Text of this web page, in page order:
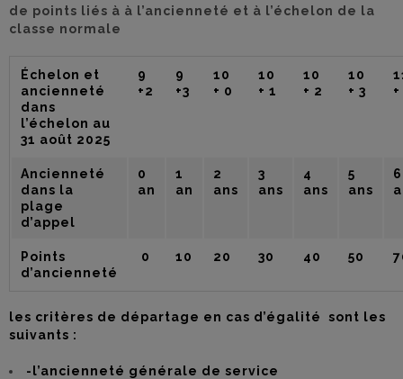
de points liés à à l’ancienneté et à l’échelon de la
classe normale
Échelon et
ancienneté
dans
l’échelon au
31 août 2025
9
+2
9
+3
10
+ 0
10
+ 1
10
+ 2
10
+ 3
Ancienneté
dans la
plage
d’appel
0
an
1
an
2
ans
3
ans
4
ans
5
ans
6
Points
d’ancienneté
0 10 20 30 40 50
les critères de départage en cas d’égalité sont les
suivants :
-l’ancienneté générale de service